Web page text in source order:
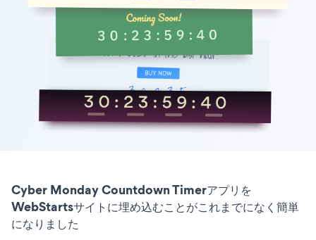
Cyber Monday Countdown Timerアプリを
WebStartsサイトに埋め込むことがこれまでになく簡単
になりました